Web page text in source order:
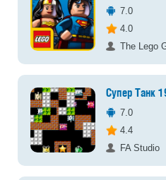
7.0
4.0
The Lego
Супер Танк
7.0
4.4
FA Studio